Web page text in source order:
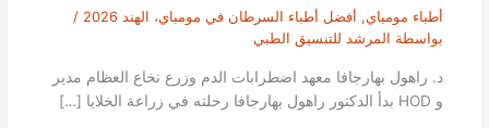
أطباء مومباي, أفضل أطباء السرطان في مومباي، الهند 2026
/
بواسطة المرشد للتنسيق الطبي
د. راهول بهارجافا معهد اضطرابات الدم وزرع نخاع العظام مدير
و HOD بدأ الدكتور راهول بهارجافا رحلته في زراعة الخلايا […]